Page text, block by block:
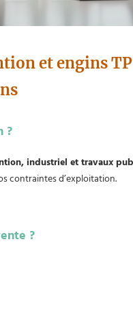
et engins
?
industriel et travaux
contraintes d’exploitation.
?